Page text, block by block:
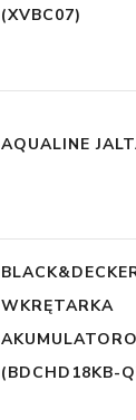
(XVBC07)
AQUALINE
WKRĘTARKA
(BDCHD18KB-